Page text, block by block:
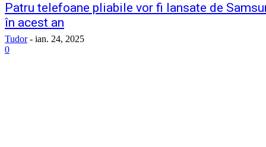
Patru telefoane pliabile vor fi lansate de
în acest an
Tudor - ian. 24, 2025
0